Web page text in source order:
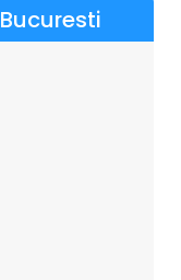
Bucuresti